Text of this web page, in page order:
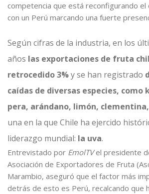
competencia que está reconfigurando el
con un Perú marcando una fuerte
Según cifras de la industria, en los
años las exportaciones de fruta
retrocedido 3%y se han registrado
caídas de diversas especies, como
pera, arándano, limón,
una en la que Chile ha ejercido
liderazgo mundial: la uva.
Entrevistado por EmolTVel presidente
Asociación de Exportadores de Fruta
Marambio, aseguró que el factor más
detrás de esto es Perú, recalcando que